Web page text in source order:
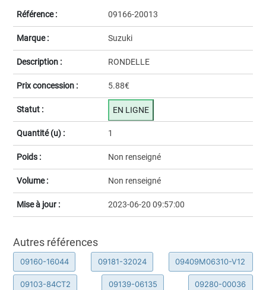
Référence : 09166-20013
Marque : Suzuki
Description : RONDELLE
Prix concession : 5.88€
Statut : EN LIGNE
Quantité (u) : 1
Poids : Non renseigné
Volume : Non renseigné
Mise à jour : 2023-06-20 09:57:00
Autres références
09160-16044 09181-32024 09409M06310-V12
09103-84CT2 09139-06135 09280-00036